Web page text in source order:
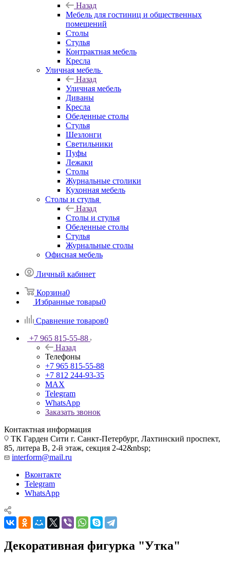
Назад
Мебель для гостиниц и общественных
помещений
Столы
Стулья
Контрактная мебель
Кресла
Уличная мебель
Назад
Уличная мебель
Диваны
Кресла
Обеденные столы
Стулья
Шезлонги
Светильники
Пуфы
Лежаки
Столы
Журнальные столики
Кухонная мебель
Столы и стулья
Назад
Столы и стулья
Обеденные столы
Стулья
Журнальные столы
Офисная мебель
Личный кабинет
Корзина0
Избранные товары0
Сравнение товаров0
+7 965 815-55-88
Назад
Телефоны
+7 965 815-55-88
+7 812 244-93-35
MAX
Telegram
WhatsApp
Заказать звонок
Контактная информация
ТК Гарден Сити г. Санкт-Петербург, Лахтинский проспект,
85, литера В, 2-й этаж, секция 2-42&nbsp;
interform@mail.ru
Вконтакте
Telegram
WhatsApp
Декоративная фигурка "Утка"